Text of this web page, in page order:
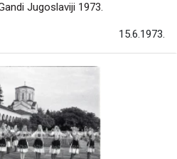
Jugoslaviji 1973.
15.6.1973.